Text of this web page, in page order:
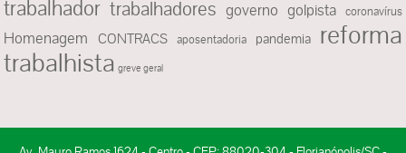
trabalhador trabalhadores governo golpista coronavírus
Homenagem CONTRACS aposentadoria pandemia reforma
trabalhista greve geral